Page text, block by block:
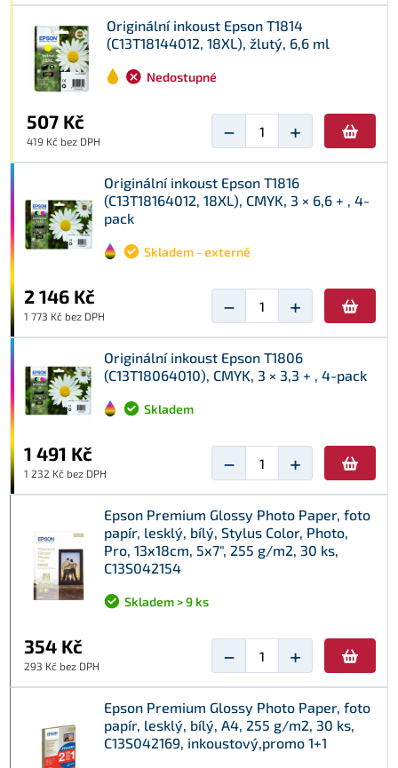
Originální inkoust Epson T1814
(C13T18144012, 18XL), žlutý, 6,6 ml
Nedostupné
507 Kč
419 Kč bez DPH − +
Originální inkoust Epson T1816
(C13T18164012, 18XL), CMYK, 3 × 6,6 + , 4-
pack
Skladem - externě
2 146 Kč
1 773 Kč bez DPH − +
Originální inkoust Epson T1806
(C13T18064010), CMYK, 3 × 3,3 + , 4-pack
Skladem
1 491 Kč
1 232 Kč bez DPH − +
Epson Premium Glossy Photo Paper, foto
papír, lesklý, bílý, Stylus Color, Photo,
Pro, 13x18cm, 5x7", 255 g/m2, 30 ks,
C13S042154
Skladem > 9 ks
354 Kč
293 Kč bez DPH − +
Epson Premium Glossy Photo Paper, foto
papír, lesklý, bílý, A4, 255 g/m2, 30 ks,
C13S042169, inkoustový,promo 1+1